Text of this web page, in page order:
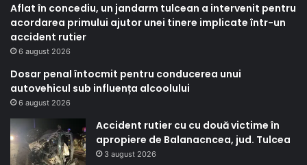
Aflat în concediu, un jandarm tulcean a intervenit pentru
acordarea primului ajutor unei tinere implicate într-un
accident rutier
6 august 2026
Dosar penal întocmit pentru conducerea unui
autovehicul sub influența alcoolului
6 august 2026
Accident rutier cu cu două victime în
apropiere de Balanacncea, jud. Tulcea
3 august 2026